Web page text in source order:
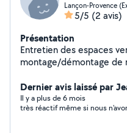
Lançon-Provence
5/5 (2 avis)
Présentation
Entretien des espaces
montage/démontage de
déchetterie.
Dernier avis laissé par
Il y a plus de 6 mois
très réactif même si nous